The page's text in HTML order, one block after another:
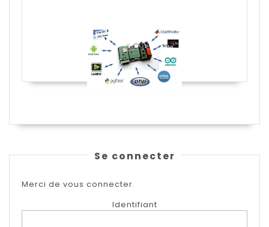
Se connecter
Merci de vous connecter.
Identifiant